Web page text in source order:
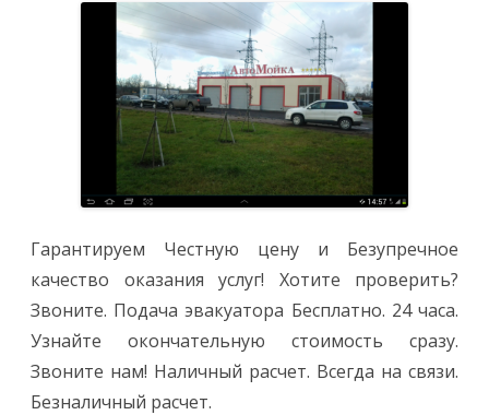
Гарантируем Честную цену и Безупречное
качество оказания услуг! Хотите проверить?
Звоните. Подача эвакуатора Бесплатно. 24 часа.
Узнайте окончательную стоимость сразу.
Звоните нам! Наличный расчет. Всегда на связи.
Безналичный расчет.